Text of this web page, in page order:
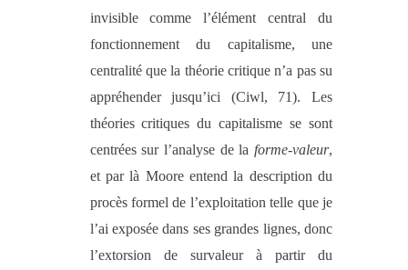
invisible comme l’élément central du
fonctionnement du capitalisme, une
centralité que la théorie critique n’a pas su
appréhender jusqu’ici (Ciwl, 71). Les
théories critiques du capitalisme se sont
centrées sur l’analyse de la forme-valeur,
et par là Moore entend la description du
procès formel de l’exploitation telle que je
l’ai exposée dans ses grandes lignes, donc
l’extorsion de survaleur à partir du